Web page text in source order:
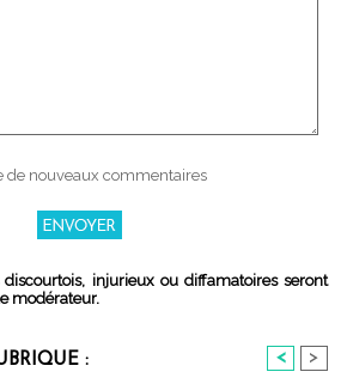
de nouveaux commentaires
injurieux ou diffamatoires seront
modérateur.
: < >